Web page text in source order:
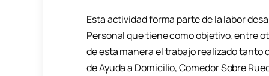
Esta actividad forma parte de la labor
Personal que tiene como objetivo, entre
de esta manera el trabajo realizado tanto
de Ayuda a Domicilio, Comedor Sobre